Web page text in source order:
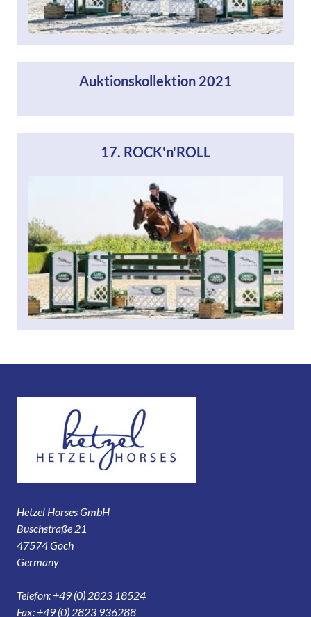
Auktionskollektion 2021
17. ROCK'n'ROLL
Hetzel Horses GmbH
Buschstraße 21
47574 Goch
Germany
Telefon: +49 (0) 2823 18524
Fax: +49 (0) 2823 936288